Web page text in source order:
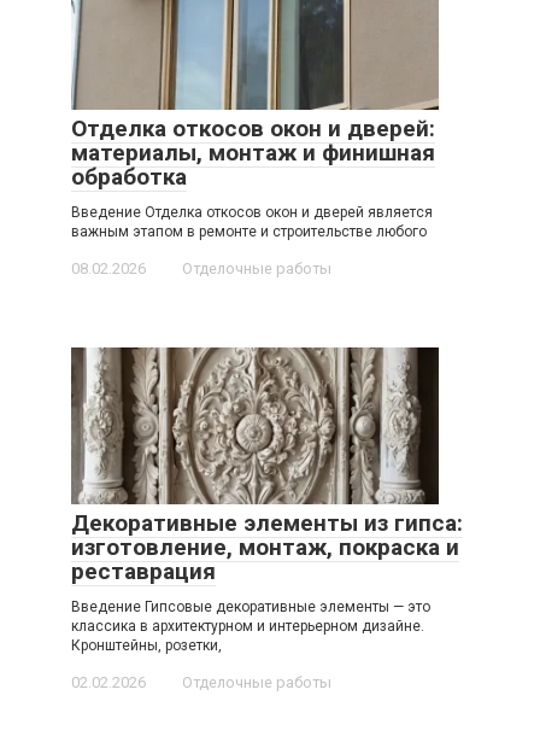
Отделка откосов окон и дверей:
материалы, монтаж и финишная
обработка
Введение Отделка откосов окон и дверей является
важным этапом в ремонте и строительстве любого
08.02.2026 Отделочные работы
Декоративные элементы из гипса:
изготовление, монтаж, покраска и
реставрация
Введение Гипсовые декоративные элементы — это
классика в архитектурном и интерьерном дизайне.
Кронштейны, розетки,
02.02.2026 Отделочные работы